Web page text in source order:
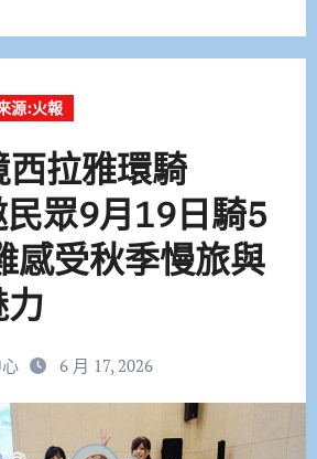
源:火報
拉雅環騎
民眾9月19日騎5
感受秋季慢旅與
6 月 17, 2026